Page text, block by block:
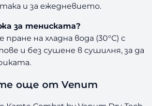
и за ежедневието.
за тениската?
пране на хладна вода (30°C) с
и без сушене в сушилня, за да
още от Venum